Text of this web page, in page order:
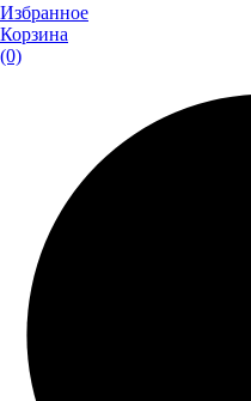
Избранное
Корзина
(0)